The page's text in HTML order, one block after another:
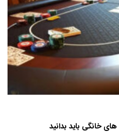
خانگی باید بدانید